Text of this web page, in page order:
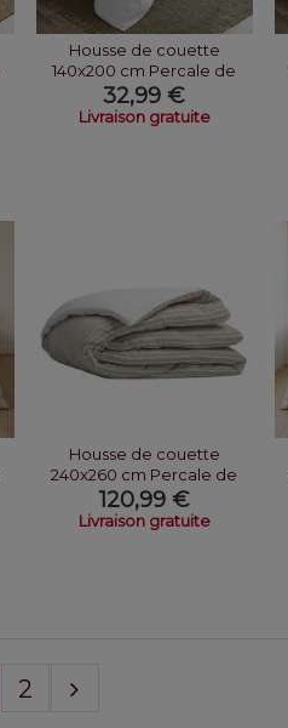
Housse de couette
140x200 cm Percale de
Coton Neige
32,99 €
Livraison gratuite
Housse de couette
240x260 cm Percale de
Coton Romane
120,99 €
Livraison gratuite
2